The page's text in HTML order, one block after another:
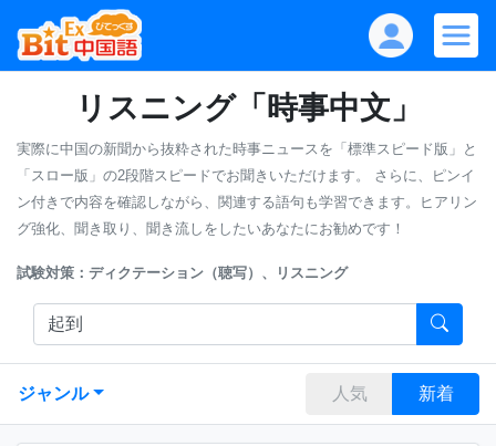
リスニング「時事中文」
実際に中国の新聞から抜粋された時事ニュースを「標準スピード版」と
「スロー版」の2段階スピードでお聞きいただけます。
さらに、ピンイ
ン付きで内容を確認しながら、関連する語句も学習できます。ヒアリン
グ強化、聞き取り、聞き流しをしたいあなたにお勧めです！
試験対策：ディクテーション（聴写）、リスニング
ジャンル 人気 新着